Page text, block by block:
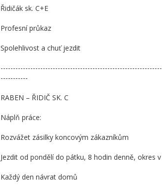
Řidičák sk. C+E
Profesní průkaz
Spolehlivost a chuť jezdit
-----------
RABEN – ŘIDIČ SK. C
Náplň práce:
Rozvážet zásilky koncovým zákazníkům
Jezdit od pondělí do pátku, 8 hodin denně, okres
Každý den návrat domů